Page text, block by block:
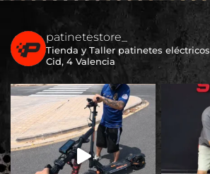
patinetestore_
Tienda y Taller patinetes eléctricos
Cid, 4 Valencia